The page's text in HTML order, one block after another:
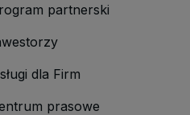
partnerski
dla Firm
prasowe